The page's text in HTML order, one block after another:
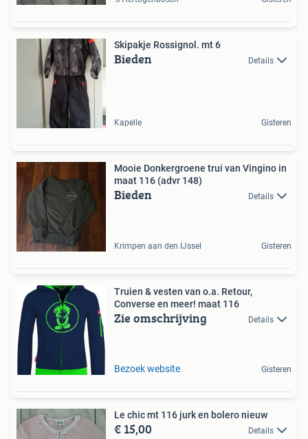
Skipakje Rossignol. mt 6
Bieden Details
Kapelle Gisteren
Mooie Donkergroene trui van Vingino in
maat 116 (advr 148)
Bieden Details
Krimpen aan den IJssel Gisteren
Truien & vesten van o.a. Retour,
Converse en meer! maat 116
Zie omschrijving Details
Bezoek website Gisteren
Le chic mt 116 jurk en bolero nieuw
€ 15,00 Details